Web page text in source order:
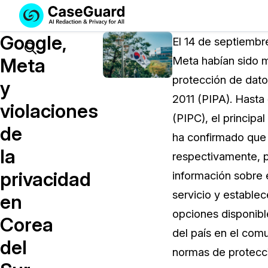
Servicios
SUSCRÍBASE
A
CASEGUARD
STUDIO
SUBCONTRATE
Licencia de CaseGuard
Precios de Redacción a
Soluciones
Search
Google,
Meta
y
violaciones
de
la
privacidad
en
Corea
del
El 14 de
Meta habían sido
protección de
2011 (PIPA).
(PIPC), el
ha confirmado
respectivamente,
información sobre
servicio y
opciones
del país en el
normas de